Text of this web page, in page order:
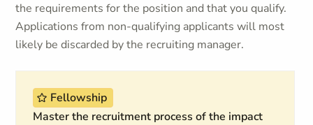
the requirements for the position and that you qualify.
Applications from non-qualifying applicants will most
likely be discarded by the recruiting manager.
Fellowship
Master the recruitment process of the impact